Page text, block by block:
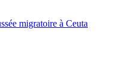
migratoire à Ceuta